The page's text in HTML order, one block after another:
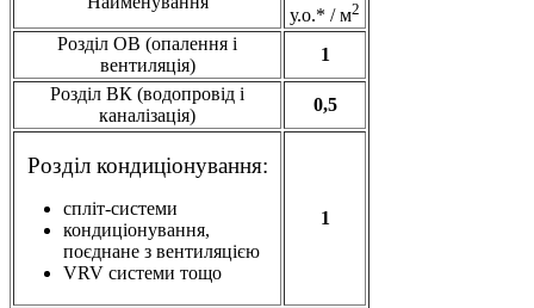
у.о.* / м2
Розділ ОВ (опалення і
вентиляція)
1
Розділ ВК (водопровід і
каналізація)
0,5
Розділ кондиціонування:
спліт-системи
кондиціонування,
поєднане з вентиляцією
VRV системи тощо
1